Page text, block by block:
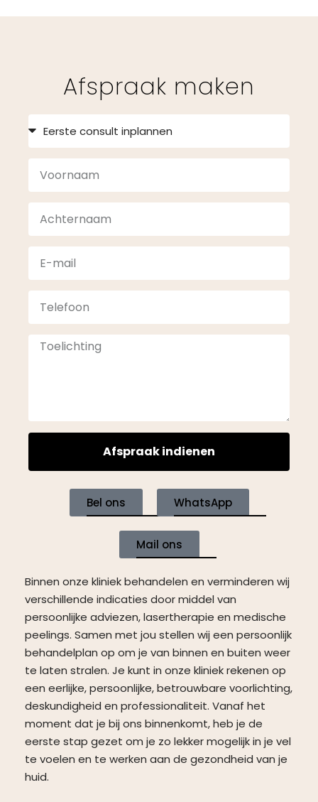
Afspraak maken
Afspraak indienen
Bel ons WhatsApp
Mail ons
Binnen onze kliniek behandelen en verminderen wij
verschillende indicaties door middel van
persoonlijke adviezen, lasertherapie en medische
peelings. Samen met jou stellen wij een persoonlijk
behandelplan op om je van binnen en buiten weer
te laten stralen. Je kunt in onze kliniek rekenen op
een eerlijke, persoonlijke, betrouwbare voorlichting,
deskundigheid en professionaliteit. Vanaf het
moment dat je bij ons binnenkomt, heb je de
eerste stap gezet om je zo lekker mogelijk in je vel
te voelen en te werken aan de gezondheid van je
huid.